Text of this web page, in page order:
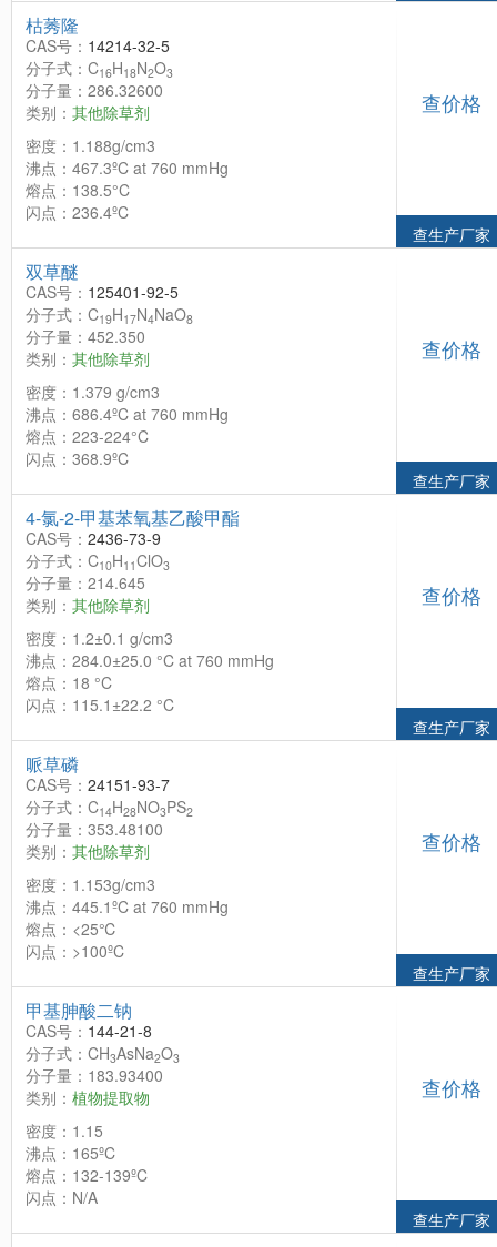
枯莠隆
CAS号： 14214-32-5
分子式：C16H18N2O3
分子量：286.32600
类别： 其他除草剂
密度：1.188g/cm3
沸点：467.3ºC at 760 mmHg
熔点：138.5°C
闪点：236.4ºC
查价格
查生产厂家
双草醚
CAS号： 125401-92-5
分子式：C19H17N4NaO8
分子量：452.350
类别： 其他除草剂
密度：1.379 g/cm3
沸点：686.4ºC at 760 mmHg
熔点：223-224°C
闪点：368.9ºC
查价格
查生产厂家
4-氯-2-甲基苯氧基乙酸甲酯
CAS号： 2436-73-9
分子式：C10H11ClO3
分子量：214.645
类别： 其他除草剂
密度：1.2±0.1 g/cm3
沸点：284.0±25.0 °C at 760 mmHg
熔点：18 °C
闪点：115.1±22.2 °C
查价格
查生产厂家
哌草磷
CAS号： 24151-93-7
分子式：C14H28NO3PS2
分子量：353.48100
类别： 其他除草剂
密度：1.153g/cm3
沸点：445.1ºC at 760 mmHg
熔点：<25℃
闪点：>100ºC
查价格
查生产厂家
甲基胂酸二钠
CAS号： 144-21-8
分子式：CH3AsNa2O3
分子量：183.93400
类别： 植物提取物
密度：1.15
沸点：165ºC
熔点：132-139ºC
闪点：N/A
查价格
查生产厂家